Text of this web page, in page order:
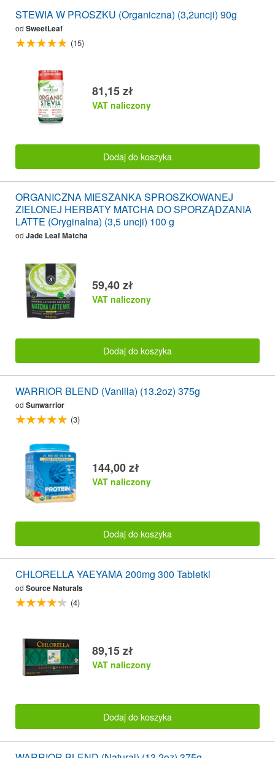
STEWIA W PROSZKU (Organiczna) (3,2uncji) 90g
od SweetLeaf
(15)
81,15 zł
VAT naliczony
Dodaj do koszyka
ORGANICZNA MIESZANKA SPROSZKOWANEJ
ZIELONEJ HERBATY MATCHA DO SPORZĄDZANIA
LATTE (Oryginalna) (3,5 uncji) 100 g
od Jade Leaf Matcha
59,40 zł
VAT naliczony
Dodaj do koszyka
WARRIOR BLEND (Vanilla) (13.2oz) 375g
od Sunwarrior
(3)
144,00 zł
VAT naliczony
Dodaj do koszyka
CHLORELLA YAEYAMA 200mg 300 Tabletki
od Source Naturals
(4)
89,15 zł
VAT naliczony
Dodaj do koszyka